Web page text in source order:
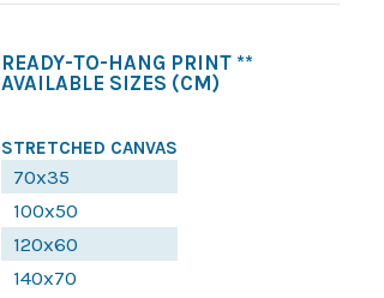
READY-TO-HANG PRINT **
AVAILABLE SIZES (CM)
STRETCHED CANVAS
70x35
100x50
120x60
140x70